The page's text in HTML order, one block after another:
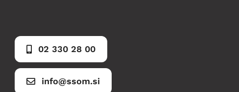
02 330 28 00
info@ssom.si